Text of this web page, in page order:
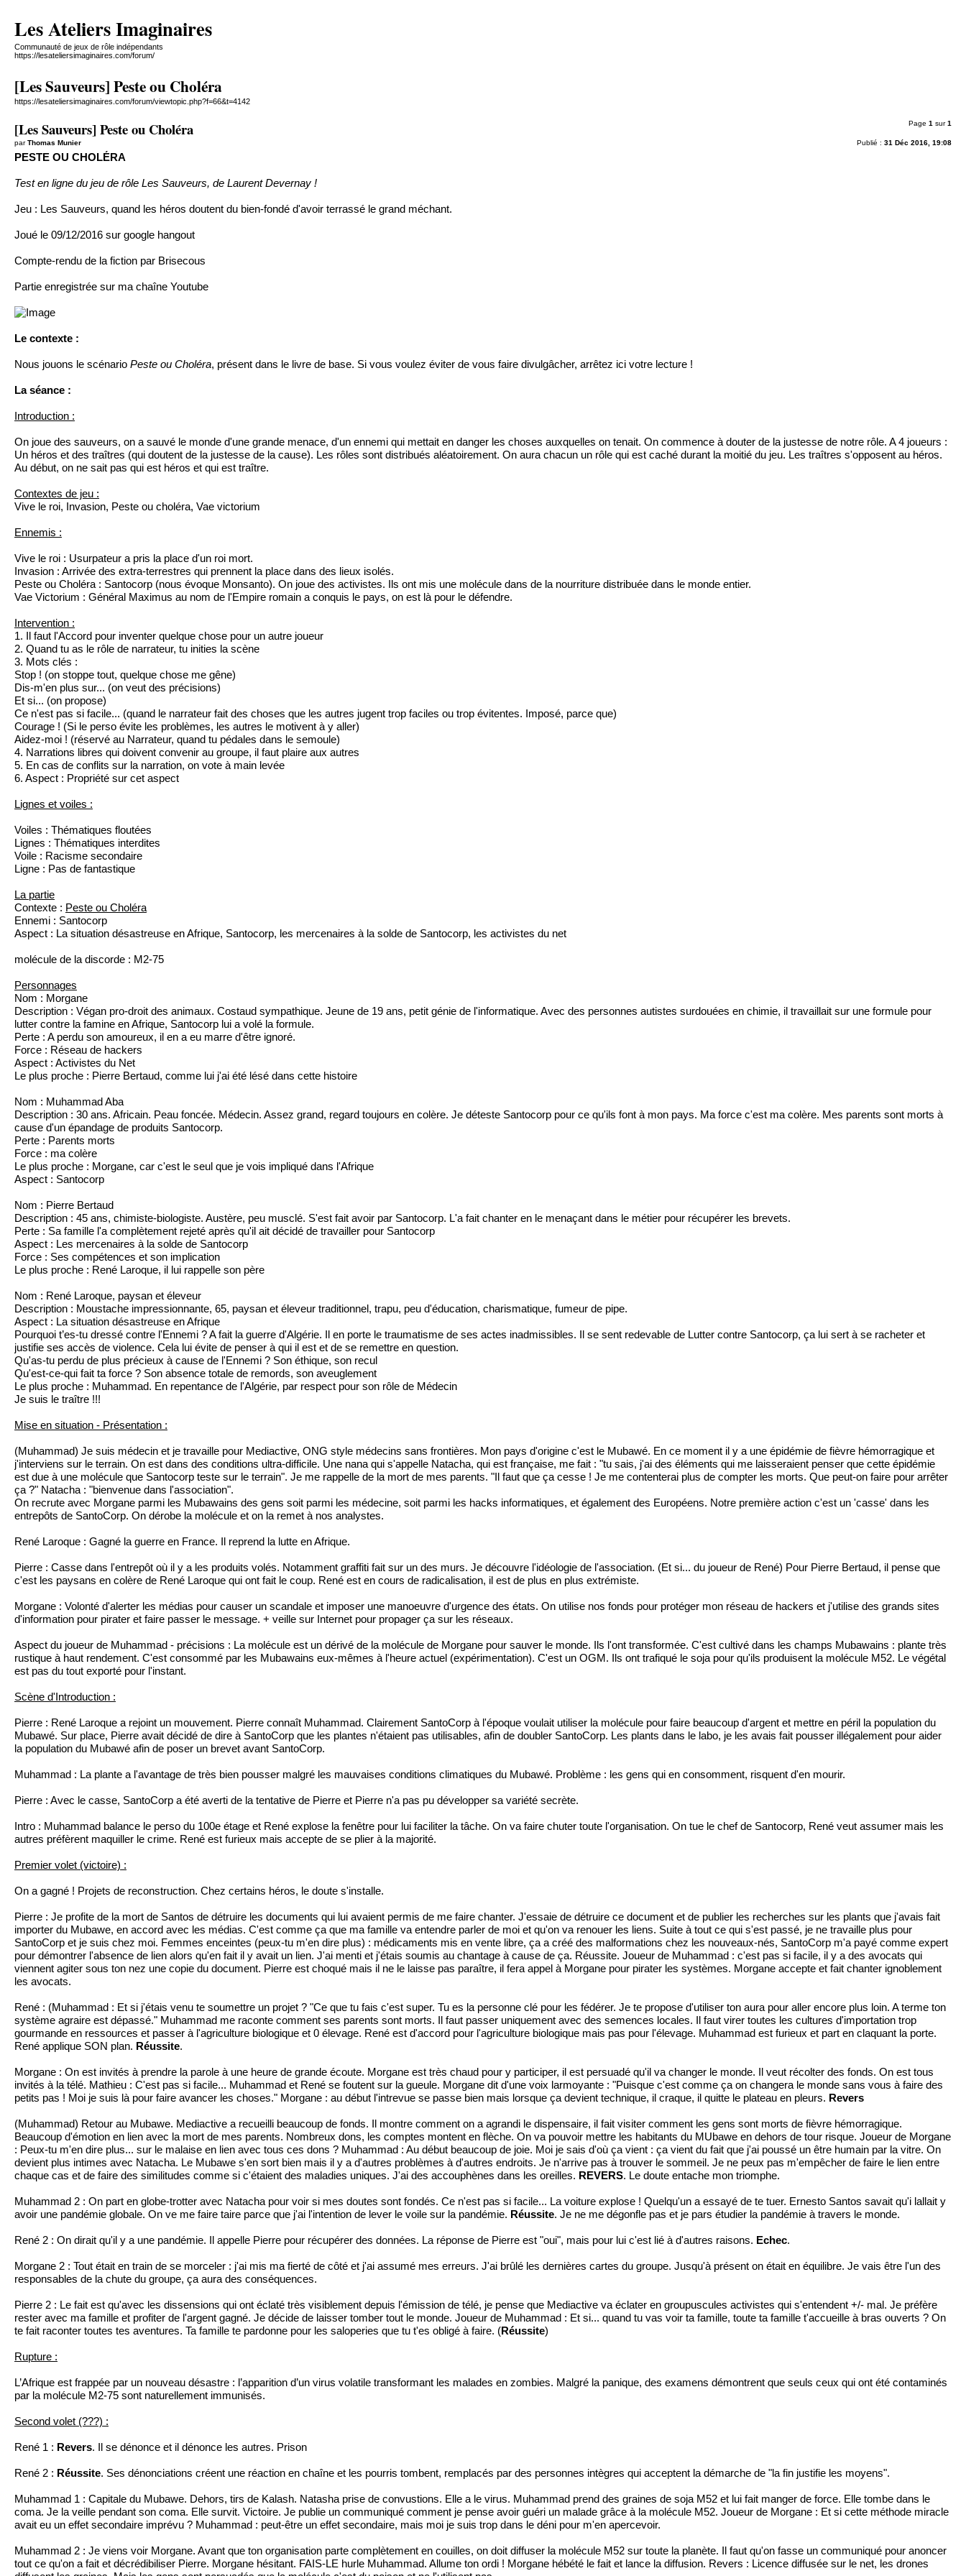
Les Ateliers Imaginaires
Communauté de jeux de rôle indépendants
https://lesateliersimaginaires.com/forum/
[Les Sauveurs] Peste ou Choléra
https://lesateliersimaginaires.com/forum/viewtopic.php?f=66&t=4142
Page 1 sur1
[Les Sauveurs] Peste ou Choléra
Publié : 31 Déc 2016, 19:08
parThomas Munier
PESTE OU CHOLÉRA
Test en ligne du jeu de rôle Les Sauveurs, de Laurent Devernay !
Jeu : Les Sauveurs, quand les héros doutent du bien-fondé d'avoir terrassé le grand méchant.
Joué le 09/12/2016 sur google hangout
Compte-rendu de la fiction par Brisecous
Partie enregistrée sur ma chaîne Youtube
Le contexte :
Nous jouons le scénario Peste ou Choléra, présent dans le livre de base. Si vous voulez éviter de vous faire divulgâcher, arrêtez ici votre lecture !
La séance :
Introduction :
On joue des sauveurs, on a sauvé le monde d'une grande menace, d'un ennemi qui mettait en danger les choses auxquelles on tenait. On commence à douter de la justesse de notre rôle. A 4 joueurs :
Un héros et des traîtres (qui doutent de la justesse de la cause). Les rôles sont distribués aléatoirement. On aura chacun un rôle qui est caché durant la moitié du jeu. Les traîtres s'opposent au héros.
Au début, on ne sait pas qui est héros et qui est traître.
Contextes de jeu :
Vive le roi, Invasion, Peste ou choléra, Vae victorium
Ennemis :
Vive le roi : Usurpateur a pris la place d'un roi mort.
Invasion : Arrivée des extra-terrestres qui prennent la place dans des lieux isolés.
Peste ou Choléra : Santocorp (nous évoque Monsanto). On joue des activistes. Ils ont mis une molécule dans de la nourriture distribuée dans le monde entier.
Vae Victorium : Général Maximus au nom de l'Empire romain a conquis le pays, on est là pour le défendre.
Intervention :
1. Il faut l'Accord pour inventer quelque chose pour un autre joueur
2. Quand tu as le rôle de narrateur, tu inities la scène
3. Mots clés :
Stop ! (on stoppe tout, quelque chose me gêne)
Dis-m'en plus sur... (on veut des précisions)
Et si... (on propose)
Ce n'est pas si facile... (quand le narrateur fait des choses que les autres jugent trop faciles ou trop évitentes. Imposé, parce que)
Courage ! (Si le perso évite les problèmes, les autres le motivent à y aller)
Aidez-moi ! (réservé au Narrateur, quand tu pédales dans le semoule)
4. Narrations libres qui doivent convenir au groupe, il faut plaire aux autres
5. En cas de conflits sur la narration, on vote à main levée
6. Aspect : Propriété sur cet aspect
Lignes et voiles :
Voiles : Thématiques floutées
Lignes : Thématiques interdites
Voile : Racisme secondaire
Ligne : Pas de fantastique
La partie
Contexte : Peste ou Choléra
Ennemi : Santocorp
Aspect : La situation désastreuse en Afrique, Santocorp, les mercenaires à la solde de Santocorp, les activistes du net
molécule de la discorde : M2-75
Personnages
Nom : Morgane
Description : Végan pro-droit des animaux. Costaud sympathique. Jeune de 19 ans, petit génie de l'informatique. Avec des personnes autistes surdouées en chimie, il travaillait sur une formule pour
lutter contre la famine en Afrique, Santocorp lui a volé la formule.
Perte : A perdu son amoureux, il en a eu marre d'être ignoré.
Force : Réseau de hackers
Aspect : Activistes du Net
Le plus proche : Pierre Bertaud, comme lui j'ai été lésé dans cette histoire
Nom : Muhammad Aba
Description : 30 ans. Africain. Peau foncée. Médecin. Assez grand, regard toujours en colère. Je déteste Santocorp pour ce qu'ils font à mon pays. Ma force c'est ma colère. Mes parents sont morts à
cause d'un épandage de produits Santocorp.
Perte : Parents morts
Force : ma colère
Le plus proche : Morgane, car c'est le seul que je vois impliqué dans l'Afrique
Aspect : Santocorp
Nom : Pierre Bertaud
Description : 45 ans, chimiste-biologiste. Austère, peu musclé. S'est fait avoir par Santocorp. L'a fait chanter en le menaçant dans le métier pour récupérer les brevets.
Perte : Sa famille l'a complètement rejeté après qu'il ait décidé de travailler pour Santocorp
Aspect : Les mercenaires à la solde de Santocorp
Force : Ses compétences et son implication
Le plus proche : René Laroque, il lui rappelle son père
Nom : René Laroque, paysan et éleveur
Description : Moustache impressionnante, 65, paysan et éleveur traditionnel, trapu, peu d'éducation, charismatique, fumeur de pipe.
Aspect : La situation désastreuse en Afrique
Pourquoi t’es-tu dressé contre l'Ennemi ? A fait la guerre d'Algérie. Il en porte le traumatisme de ses actes inadmissibles. Il se sent redevable de Lutter contre Santocorp, ça lui sert à se racheter et
justifie ses accès de violence. Cela lui évite de penser à qui il est et de se remettre en question.
Qu'as-tu perdu de plus précieux à cause de l'Ennemi ? Son éthique, son recul
Qu'est-ce-qui fait ta force ? Son absence totale de remords, son aveuglement
Le plus proche : Muhammad. En repentance de l'Algérie, par respect pour son rôle de Médecin
Je suis le traître !!!
Mise en situation - Présentation :
(Muhammad) Je suis médecin et je travaille pour Mediactive, ONG style médecins sans frontières. Mon pays d'origine c'est le Mubawé. En ce moment il y a une épidémie de fièvre hémorragique et
j'interviens sur le terrain. On est dans des conditions ultra-difficile. Une nana qui s'appelle Natacha, qui est française, me fait : "tu sais, j'ai des éléments qui me laisseraient penser que cette épidémie
est due à une molécule que Santocorp teste sur le terrain". Je me rappelle de la mort de mes parents. "Il faut que ça cesse ! Je me contenterai plus de compter les morts. Que peut-on faire pour arrêter
ça ?" Natacha : "bienvenue dans l'association".
On recrute avec Morgane parmi les Mubawains des gens soit parmi les médecine, soit parmi les hacks informatiques, et également des Européens. Notre première action c'est un 'casse' dans les
entrepôts de SantoCorp. On dérobe la molécule et on la remet à nos analystes.
René Laroque : Gagné la guerre en France. Il reprend la lutte en Afrique.
Pierre : Casse dans l'entrepôt où il y a les produits volés. Notamment graffiti fait sur un des murs. Je découvre l'idéologie de l'association. (Et si... du joueur de René) Pour Pierre Bertaud, il pense que
c'est les paysans en colère de René Laroque qui ont fait le coup. René est en cours de radicalisation, il est de plus en plus extrémiste.
Morgane : Volonté d'alerter les médias pour causer un scandale et imposer une manoeuvre d'urgence des états. On utilise nos fonds pour protéger mon réseau de hackers et j'utilise des grands sites
d'information pour pirater et faire passer le message. + veille sur Internet pour propager ça sur les réseaux.
Aspect du joueur de Muhammad - précisions : La molécule est un dérivé de la molécule de Morgane pour sauver le monde. Ils l'ont transformée. C'est cultivé dans les champs Mubawains : plante très
rustique à haut rendement. C'est consommé par les Mubawains eux-mêmes à l'heure actuel (expérimentation). C'est un OGM. Ils ont trafiqué le soja pour qu'ils produisent la molécule M52. Le végétal
est pas du tout exporté pour l'instant.
Scène d'Introduction :
Pierre : René Laroque a rejoint un mouvement. Pierre connaît Muhammad. Clairement SantoCorp à l'époque voulait utiliser la molécule pour faire beaucoup d'argent et mettre en péril la population du
Mubawé. Sur place, Pierre avait décidé de dire à SantoCorp que les plantes n'étaient pas utilisables, afin de doubler SantoCorp. Les plants dans le labo, je les avais fait pousser illégalement pour aider
la population du Mubawé afin de poser un brevet avant SantoCorp.
Muhammad : La plante a l'avantage de très bien pousser malgré les mauvaises conditions climatiques du Mubawé. Problème : les gens qui en consomment, risquent d'en mourir.
Pierre : Avec le casse, SantoCorp a été averti de la tentative de Pierre et Pierre n'a pas pu développer sa variété secrète.
Intro : Muhammad balance le perso du 100e étage et René explose la fenêtre pour lui faciliter la tâche. On va faire chuter toute l'organisation. On tue le chef de Santocorp, René veut assumer mais les
autres préfèrent maquiller le crime. René est furieux mais accepte de se plier à la majorité.
Premier volet (victoire) :
On a gagné ! Projets de reconstruction. Chez certains héros, le doute s'installe.
Pierre : Je profite de la mort de Santos de détruire les documents qui lui avaient permis de me faire chanter. J'essaie de détruire ce document et de publier les recherches sur les plants que j'avais fait
importer du Mubawe, en accord avec les médias. C'est comme ça que ma famille va entendre parler de moi et qu'on va renouer les liens. Suite à tout ce qui s'est passé, je ne travaille plus pour
SantoCorp et je suis chez moi. Femmes enceintes (peux-tu m'en dire plus) : médicaments mis en vente libre, ça a créé des malformations chez les nouveaux-nés, SantoCorp m'a payé comme expert
pour démontrer l'absence de lien alors qu'en fait il y avait un lien. J'ai menti et j'étais soumis au chantage à cause de ça. Réussite. Joueur de Muhammad : c'est pas si facile, il y a des avocats qui
viennent agiter sous ton nez une copie du document. Pierre est choqué mais il ne le laisse pas paraître, il fera appel à Morgane pour pirater les systèmes. Morgane accepte et fait chanter ignoblement
les avocats.
René : (Muhammad : Et si j'étais venu te soumettre un projet ? "Ce que tu fais c'est super. Tu es la personne clé pour les fédérer. Je te propose d'utiliser ton aura pour aller encore plus loin. A terme ton
système agraire est dépassé." Muhammad me raconte comment ses parents sont morts. Il faut passer uniquement avec des semences locales. Il faut virer toutes les cultures d'importation trop
gourmande en ressources et passer à l'agriculture biologique et 0 élevage. René est d'accord pour l'agriculture biologique mais pas pour l'élevage. Muhammad est furieux et part en claquant la porte.
René applique SON plan. Réussite.
Morgane : On est invités à prendre la parole à une heure de grande écoute. Morgane est très chaud pour y participer, il est persuadé qu'il va changer le monde. Il veut récolter des fonds. On est tous
invités à la télé. Mathieu : C'est pas si facile... Muhammad et René se foutent sur la gueule. Morgane dit d'une voix larmoyante : "Puisque c'est comme ça on changera le monde sans vous à faire des
petits pas ! Moi je suis là pour faire avancer les choses." Morgane : au début l'intrevue se passe bien mais lorsque ça devient technique, il craque, il quitte le plateau en pleurs. Revers
(Muhammad) Retour au Mubawe. Mediactive a recueilli beaucoup de fonds. Il montre comment on a agrandi le dispensaire, il fait visiter comment les gens sont morts de fièvre hémorragique.
Beaucoup d'émotion en lien avec la mort de mes parents. Nombreux dons, les comptes montent en flèche. On va pouvoir mettre les habitants du MUbawe en dehors de tour risque. Joueur de Morgane
: Peux-tu m'en dire plus... sur le malaise en lien avec tous ces dons ? Muhammad : Au début beaucoup de joie. Moi je sais d'où ça vient : ça vient du fait que j'ai poussé un être humain par la vitre. On
devient plus intimes avec Natacha. Le Mubawe s'en sort bien mais il y a d'autres problèmes à d'autres endroits. Je n'arrive pas à trouver le sommeil. Je ne peux pas m'empêcher de faire le lien entre
chaque cas et de faire des similitudes comme si c'étaient des maladies uniques. J'ai des accouphènes dans les oreilles. REVERS. Le doute entache mon triomphe.
Muhammad 2 : On part en globe-trotter avec Natacha pour voir si mes doutes sont fondés. Ce n'est pas si facile... La voiture explose ! Quelqu'un a essayé de te tuer. Ernesto Santos savait qu'i lallait y
avoir une pandémie globale. On ve me faire taire parce que j'ai l'intention de lever le voile sur la pandémie. Réussite. Je ne me dégonfle pas et je pars étudier la pandémie à travers le monde.
René 2 : On dirait qu'il y a une pandémie. Il appelle Pierre pour récupérer des données. La réponse de Pierre est "oui", mais pour lui c'est lié à d'autres raisons. Echec.
Morgane 2 : Tout était en train de se morceler : j'ai mis ma fierté de côté et j'ai assumé mes erreurs. J'ai brûlé les dernières cartes du groupe. Jusqu'à présent on était en équilibre. Je vais être l'un des
responsables de la chute du groupe, ça aura des conséquences.
Pierre 2 : Le fait est qu'avec les dissensions qui ont éclaté très visiblement depuis l'émission de télé, je pense que Mediactive va éclater en groupuscules activistes qui s'entendent +/- mal. Je préfère
rester avec ma famille et profiter de l'argent gagné. Je décide de laisser tomber tout le monde. Joueur de Muhammad : Et si... quand tu vas voir ta famille, toute ta famille t'accueille à bras ouverts ? On
te fait raconter toutes tes aventures. Ta famille te pardonne pour les saloperies que tu t'es obligé à faire. (Réussite)
Rupture :
L’Afrique est frappée par un nouveau désastre : l’apparition d’un virus volatile transformant les malades en zombies. Malgré la panique, des examens démontrent que seuls ceux qui ont été contaminés
par la molécule M2-75 sont naturellement immunisés.
Second volet (???) :
René 1 : Revers. Il se dénonce et il dénonce les autres. Prison
René 2 : Réussite. Ses dénonciations créent une réaction en chaîne et les pourris tombent, remplacés par des personnes intègres qui acceptent la démarche de "la fin justifie les moyens".
Muhammad 1 : Capitale du Mubawe. Dehors, tirs de Kalash. Natasha prise de convustions. Elle a le virus. Muhammad prend des graines de soja M52 et lui fait manger de force. Elle tombe dans le
coma. Je la veille pendant son coma. Elle survit. Victoire. Je publie un communiqué comment je pense avoir guéri un malade grâce à la molécule M52. Joueur de Morgane : Et si cette méthode miracle
avait eu un effet secondaire imprévu ? Muhammad : peut-être un effet secondaire, mais moi je suis trop dans le déni pour m'en apercevoir.
Muhammad 2 : Je viens voir Morgane. Avant que ton organisation parte complètement en couilles, on doit diffuser la molécule M52 sur toute la planète. Il faut qu'on fasse un communiqué pour anoncer
tout ce qu'on a fait et décrédibiliser Pierre. Morgane hésitant. FAIS-LE hurle Muhammad. Allume ton ordi ! Morgane hébété le fait et lance la diffusion. Revers : Licence diffusée sur le net, les drones